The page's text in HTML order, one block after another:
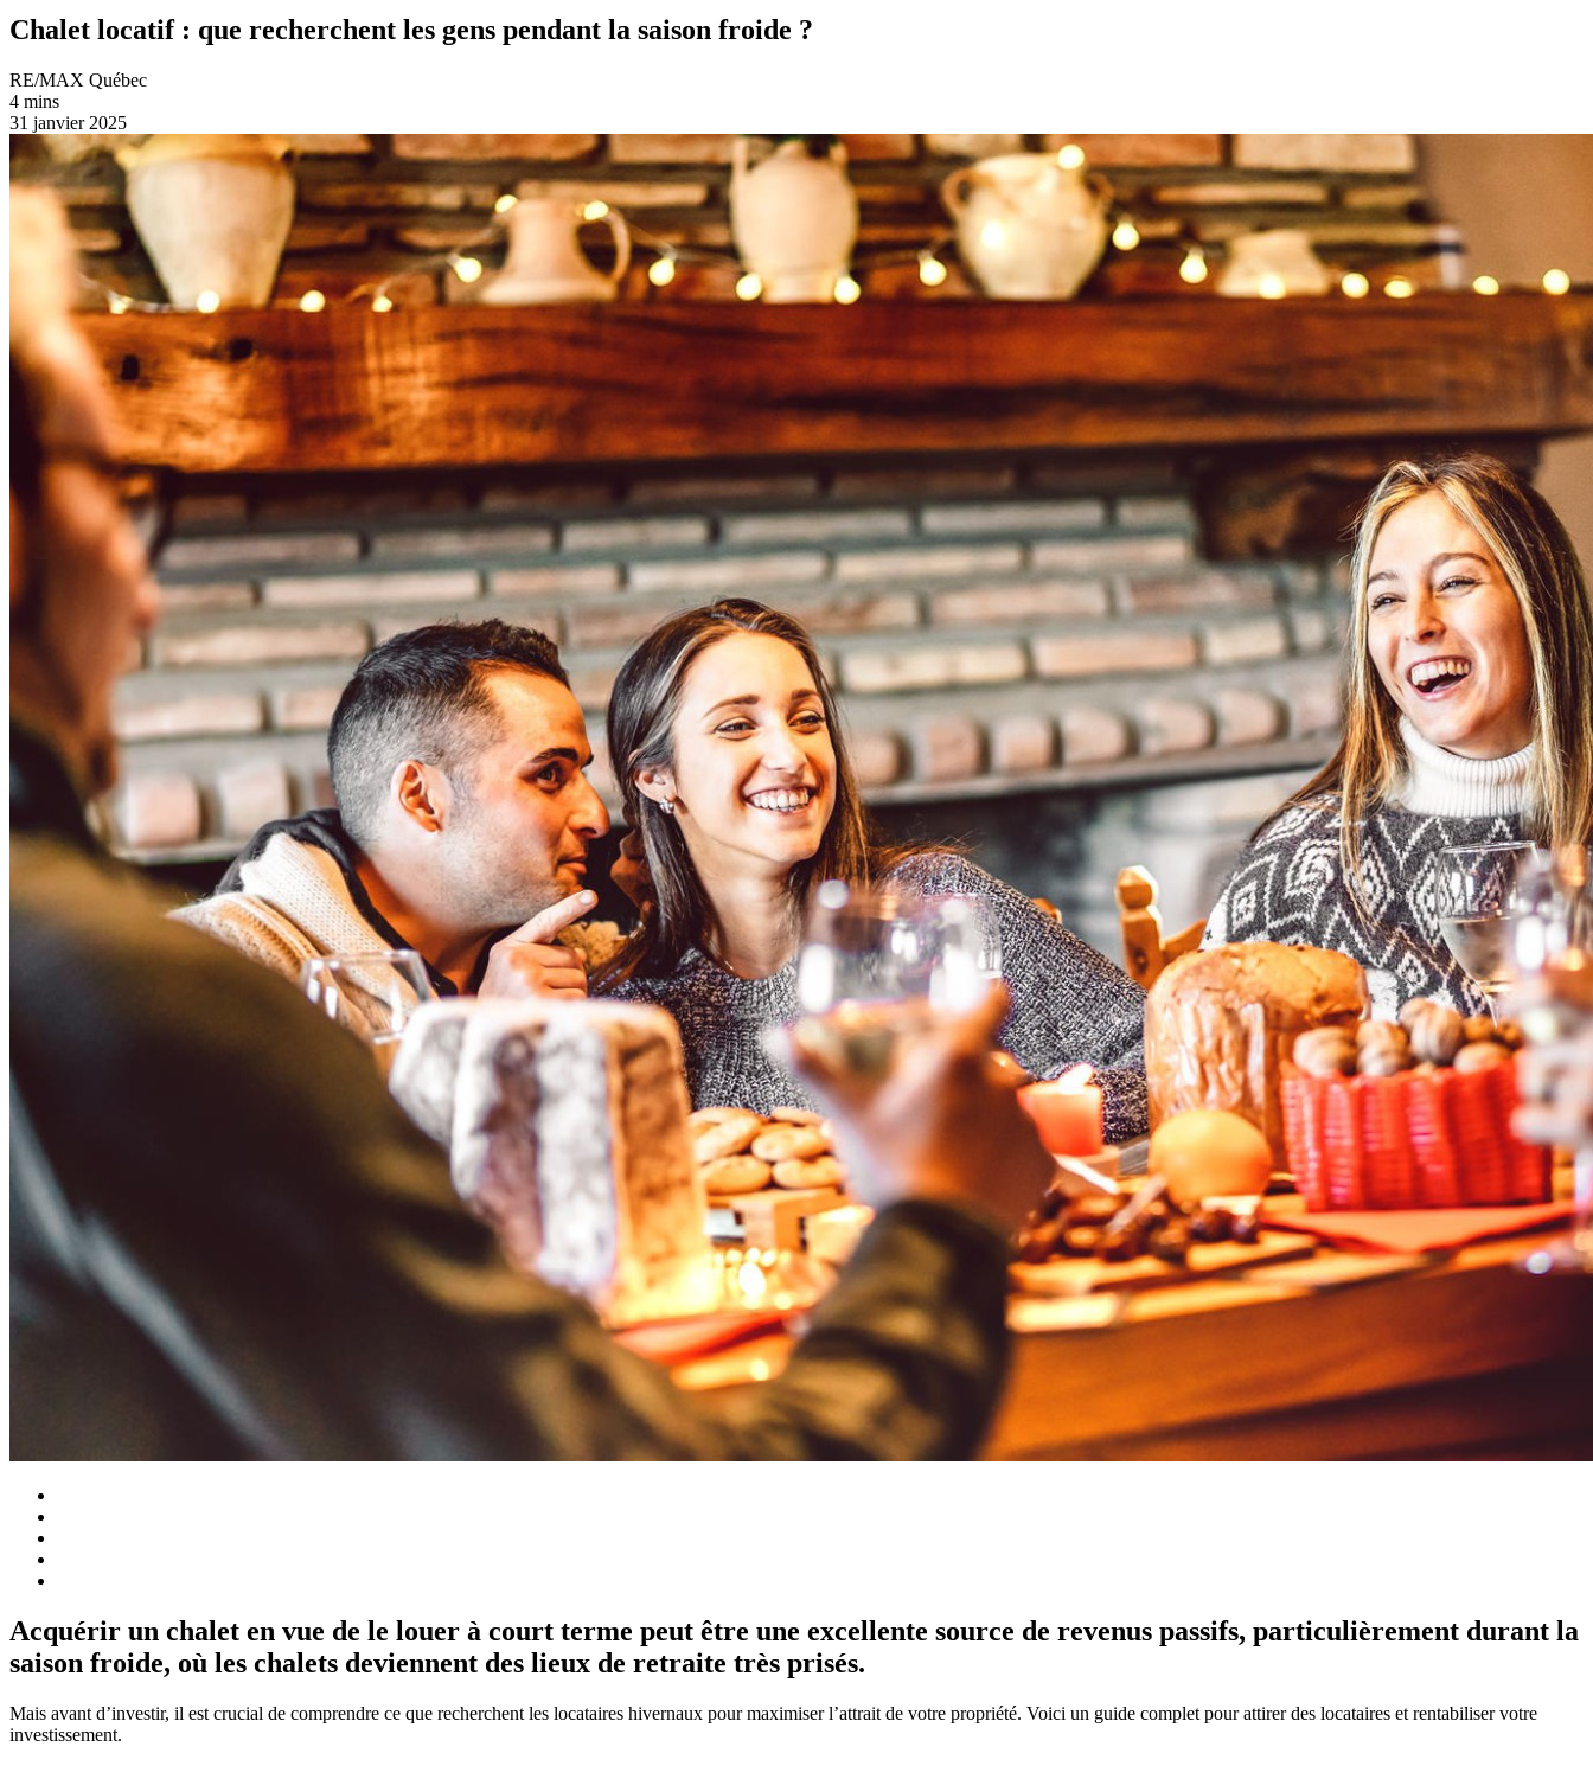
Chalet locatif : que recherchent les gens pendant la saison froide ?
RE/MAX Québec
4 mins
31 janvier 2025
Acquérir un chalet en vue de le louer à court terme peut être une excellente source de revenus passifs, particulièrement durant la
saison froide, où les chalets deviennent des lieux de retraite très prisés.
Mais avant d’investir, il est crucial de comprendre ce que recherchent les locataires hivernaux pour maximiser l’attrait de votre propriété. Voici un guide complet pour attirer des locataires et rentabiliser votre
investissement.